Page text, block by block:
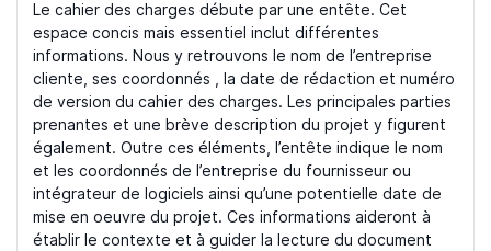
Le cahier des charges débute par une entête. Cet
espace concis mais essentiel inclut différentes
informations. Nous y retrouvons le nom de l’entreprise
cliente, ses coordonnés , la date de rédaction et numéro
de version du cahier des charges. Les principales parties
prenantes et une brève description du projet y figurent
également. Outre ces éléments, l’entête indique le nom
et les coordonnés de l’entreprise du fournisseur ou
intégrateur de logiciels ainsi qu’une potentielle date de
mise en oeuvre du projet. Ces informations aideront à
établir le contexte et à guider la lecture du document